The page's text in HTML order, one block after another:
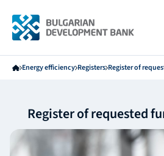
Energy efficiency Registers Register of
Register of requested